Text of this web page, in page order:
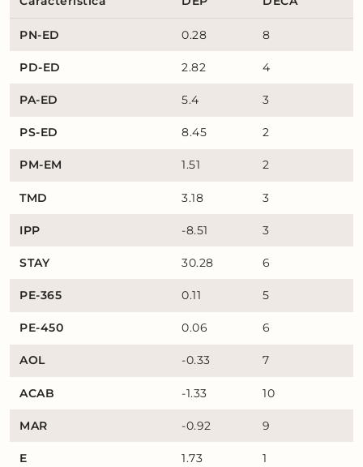
PN-ED 0.28 8
PD-ED 2.82 4
PA-ED 5.4 3
PS-ED 8.45 2
PM-EM 1.51 2
TMD 3.18 3
IPP -8.51 3
STAY 30.28 6
PE-365 0.11 5
PE-450 0.06 6
AOL -0.33 7
ACAB -1.33 10
MAR -0.92 9
E 1.73 1